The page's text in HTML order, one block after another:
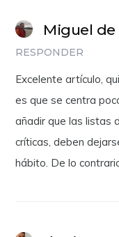
Miguel de
RESPONDER
Excelente artículo,
es que se centra
añadir que las listas
críticas, deben
hábito. De lo